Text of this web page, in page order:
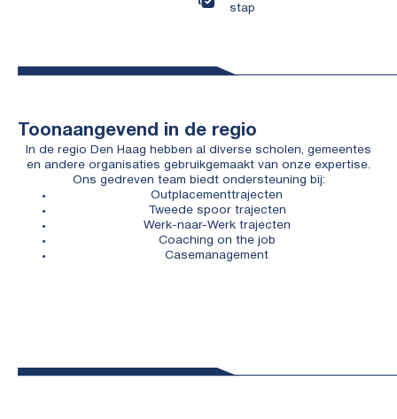
stap
Toonaangevend in de regio
In de regio Den Haag hebben al diverse scholen, gemeentes
en andere organisaties gebruikgemaakt van onze expertise.
Ons gedreven team biedt ondersteuning bij:
Outplacementtrajecten
Tweede spoor trajecten
Werk-naar-Werk trajecten
Coaching on the job
Casemanagement